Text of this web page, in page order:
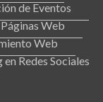
de Eventos
Web
Web
Redes Sociales